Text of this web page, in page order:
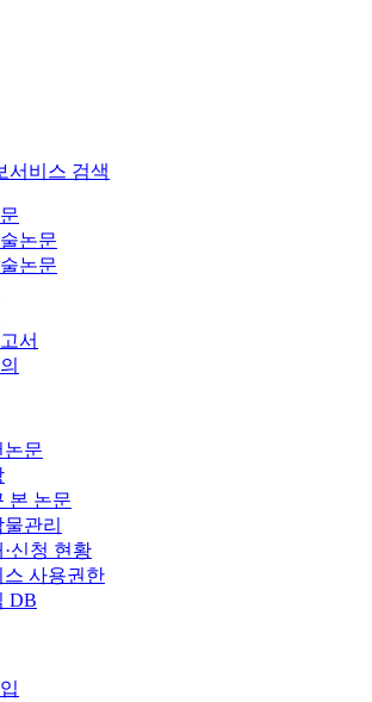
서비스 검색
논문
논문
서
논문
본 논문
관리
신청 현황
스 사용권한
DB